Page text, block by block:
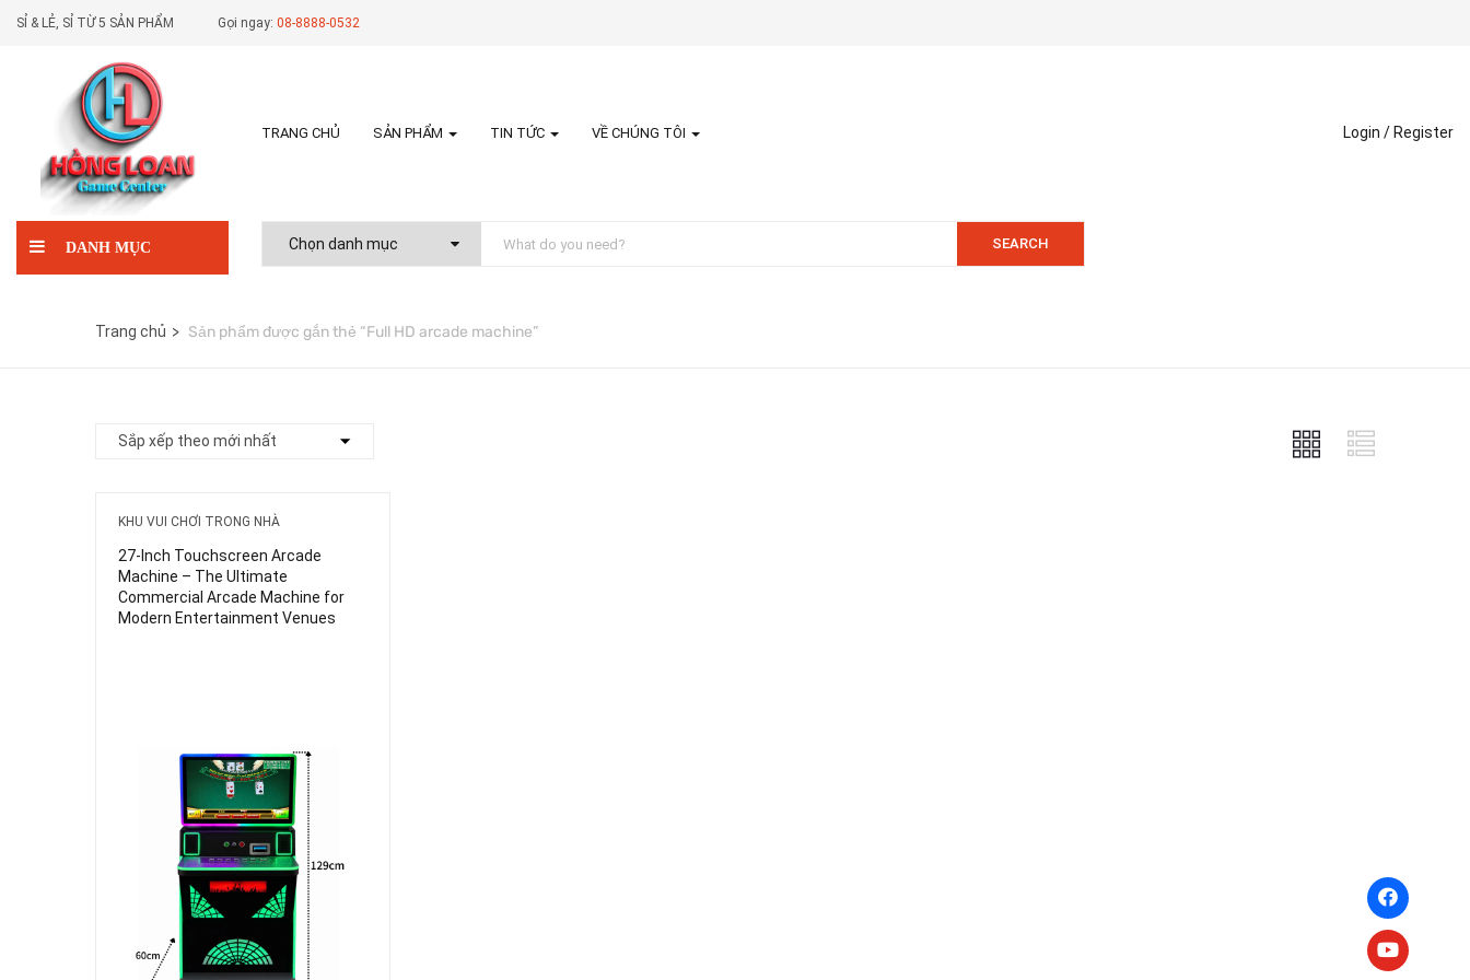
SỈ & LẺ, SỈ TỪ 5 SẢN PHẨM Gọi ngay: 08-8888-0532
TRANG CHỦ SẢN PHẨM TIN TỨC VỀ CHÚNG TÔI Login / Register
DANH MỤC SEARCH
Trang chủ Sản phẩm được gắn thẻ “Full HD arcade machine”
KHU VUI CHƠI TRONG NHÀ
27-Inch Touchscreen Arcade
Machine – The Ultimate
Commercial Arcade Machine for
Modern Entertainment Venues